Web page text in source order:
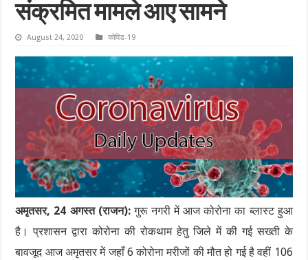
संक्रमित मामले आए सामने
August 24, 2020 कोविड-19
अमृतसर, 24 अगस्त (राजन):गुरू नगरी में आज कोरोना का ब्लास्ट हुआ
है। प्रशासन द्वारा कोरोना की रोकथाम हेतु जिले में की गई सख्ती के
बावजूद आज अमृतसर में जहाँ 6 कोरोना मरीजों की मौत हो गई है वहीं 106